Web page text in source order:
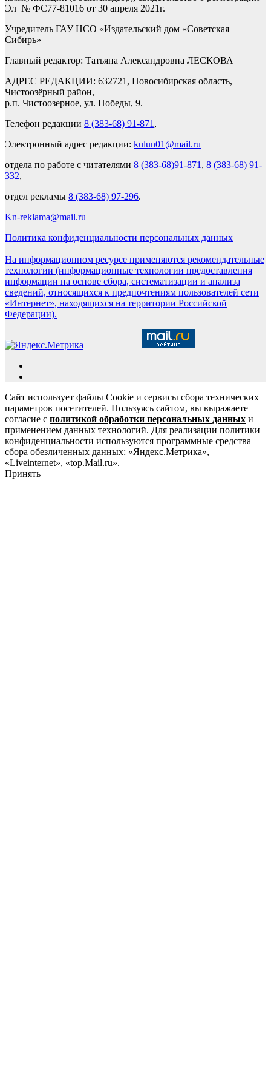
Эл № ФС77-81016 от 30 апреля 2021г.
Учредитель ГАУ НСО «Издательский дом «Советская
Сибирь»
Главный редактор: Татьяна Александровна ЛЕСКОВА
АДРЕС РЕДАКЦИИ: 632721, Новосибирская область,
Чистоозёрный район,
р.п. Чистоозерное, ул. Победы, 9.
Телефон редакции 8 (383-68) 91-871 ,
Электронный адрес редакции: kulun01@mail.ru
отдела по работе с читателями 8 (383-68)91-871 , 8 (383-68) 91-
332,
отдел рекламы 8 (383-68) 97-296.
Kn-reklama@mail.ru
Политика конфиденциальности персональных данных
На информационном ресурсе применяются рекомендательные
технологии (информационные технологии предоставления
информации на основе сбора, систематизации и анализа
сведений, относящихся к предпочтениям пользователей сети
«Интернет», находящихся на территории Российской
Федерации).
Сайт использует файлы Cookie и сервисы сбора технических
параметров посетителей. Пользуясь сайтом, вы выражаете
согласие с политикой обработки персональных данных и
применением данных технологий. Для реализации политики
конфиденциальности используются программные средства
сбора обезличенных данных: «Яндекс.Метрика»,
«Liveinternet», «top.Mail.ru».
Принять